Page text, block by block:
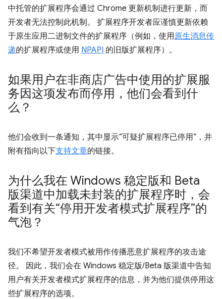
中托管的扩展程序会通过 Chrome 更新机制进行更新，而
开发者无法控制此机制。 扩展程序开发者应谨慎更新依赖
于原生应用二进制文件的扩展程序（例如，使用原生消息传
递的扩展程序或使用 NPAPI 的旧版扩展程序）。
如果用户在非商店广告中使用的扩展服
务因这项发布而停用，他们会看到什
么？
他们会收到一条通知，其中显示“可疑扩展程序已停用”，并
附有指向以下支持文章的链接。
为什么我在 Windows 稳定版和 Beta
版渠道中加载未封装的扩展程序时，会
看到有关“停用开发者模式扩展程序”的
气泡？
我们不希望开发者模式被用作传播恶意扩展程序的攻击途
径。 因此，我们会在 Windows 稳定版/Beta 版渠道中告知
用户有关开发者模式扩展程序的信息，并为他们提供停用这
些扩展程序的选项。